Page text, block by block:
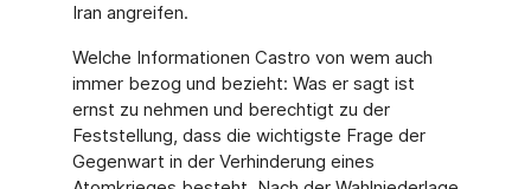
Iran angreifen.
Welche Informationen Castro von wem auch
immer bezog und bezieht: Was er sagt ist
ernst zu nehmen und berechtigt zu der
Feststellung, dass die wichtigste Frage der
Gegenwart in der Verhinderung eines